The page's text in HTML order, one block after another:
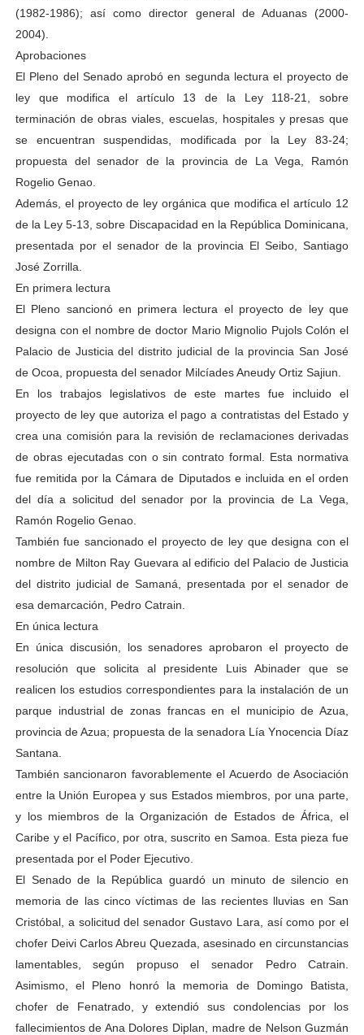
(1982-1986); así como director general de Aduanas (2000-
2004).
Aprobaciones
El Pleno del Senado aprobó en segunda lectura el proyecto de
ley que modifica el artículo 13 de la Ley 118-21, sobre
terminación de obras viales, escuelas, hospitales y presas que
se encuentran suspendidas, modificada por la Ley 83-24;
propuesta del senador de la provincia de La Vega, Ramón
Rogelio Genao.
Además, el proyecto de ley orgánica que modifica el artículo 12
de la Ley 5-13, sobre Discapacidad en la República Dominicana,
presentada por el senador de la provincia El Seibo, Santiago
José Zorrilla.
En primera lectura
El Pleno sancionó en primera lectura el proyecto de ley que
designa con el nombre de doctor Mario Mignolio Pujols Colón el
Palacio de Justicia del distrito judicial de la provincia San José
de Ocoa, propuesta del senador Milcíades Aneudy Ortiz Sajiun.
En los trabajos legislativos de este martes fue incluido el
proyecto de ley que autoriza el pago a contratistas del Estado y
crea una comisión para la revisión de reclamaciones derivadas
de obras ejecutadas con o sin contrato formal. Esta normativa
fue remitida por la Cámara de Diputados e incluida en el orden
del día a solicitud del senador por la provincia de La Vega,
Ramón Rogelio Genao.
También fue sancionado el proyecto de ley que designa con el
nombre de Milton Ray Guevara al edificio del Palacio de Justicia
del distrito judicial de Samaná, presentada por el senador de
esa demarcación, Pedro Catrain.
En única lectura
En única discusión, los senadores aprobaron el proyecto de
resolución que solicita al presidente Luis Abinader que se
realicen los estudios correspondientes para la instalación de un
parque industrial de zonas francas en el municipio de Azua,
provincia de Azua; propuesta de la senadora Lía Ynocencia Díaz
Santana.
También sancionaron favorablemente el Acuerdo de Asociación
entre la Unión Europea y sus Estados miembros, por una parte,
y los miembros de la Organización de Estados de África, el
Caribe y el Pacífico, por otra, suscrito en Samoa. Esta pieza fue
presentada por el Poder Ejecutivo.
El Senado de la República guardó un minuto de silencio en
memoria de las cinco víctimas de las recientes lluvias en San
Cristóbal, a solicitud del senador Gustavo Lara, así como por el
chofer Deivi Carlos Abreu Quezada, asesinado en circunstancias
lamentables, según propuso el senador Pedro Catrain.
Asimismo, el Pleno honró la memoria de Domingo Batista,
chofer de Fenatrado, y extendió sus condolencias por los
fallecimientos de Ana Dolores Diplan, madre de Nelson Guzmán